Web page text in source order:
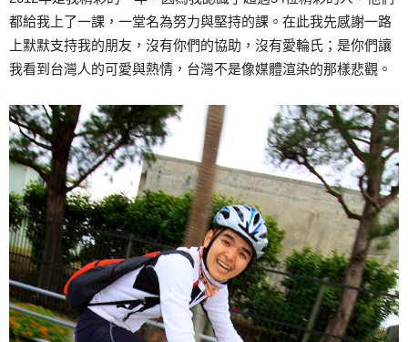
都給我上了一課，一堂名為努力與堅持的課。在此我先感謝一路
上默默支持我的朋友，沒有你們的協助，沒有愛輪氏；是你們讓
我看到台灣人的可愛與熱情，台灣不是像媒體渲染的那樣悲觀。